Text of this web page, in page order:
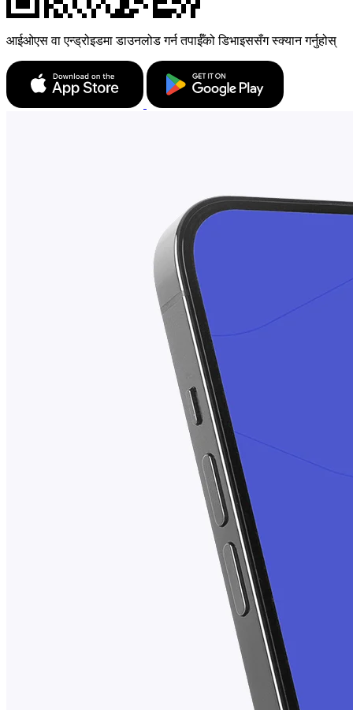
आईओएस वा एन्ड्रोइडमा डाउनलोड गर्न तपाईँको डिभाइससँग स्क्यान गर्नुहोस्